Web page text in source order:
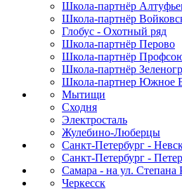
Школа-партнёр
Школа-партнёр
Глобус - Охотный ряд
Школа-партнёр Перово
Школа-партнёр
Школа-партнёр
Школа-партнер Южное
Мытищи
Сходня
Электросталь
Жулебино-Люберцы
Санкт-Петербург -
Санкт-Петербург -
Самара - на ул. Степана
Черкесск